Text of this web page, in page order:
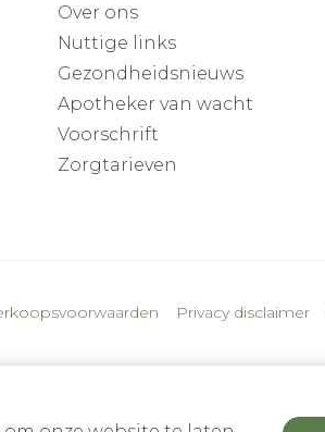
Over ons
Nuttige links
Gezondheidsnieuws
Apotheker van wacht
Voorschrift
Zorgtarieven
Privacy disclaimer